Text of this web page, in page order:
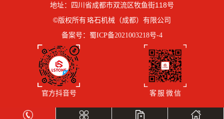
地址：四川省成都市双流区牧鱼街118号
©版权所有 珞石机械（成都）有限公司
备案号： 蜀ICP备2021003218号-4
官方抖音号 客 服 微 信